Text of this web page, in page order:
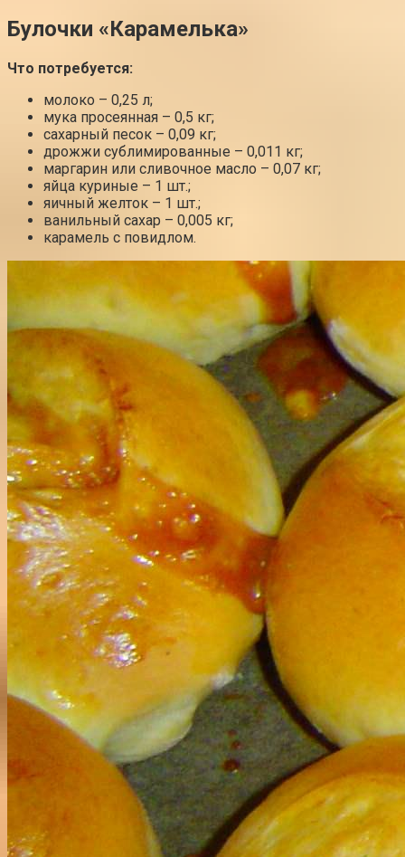
Булочки «Карамелька»
Что потребуется:
молоко – 0,25 л;
мука просеянная – 0,5 кг;
сахарный песок – 0,09 кг;
дрожжи сублимированные – 0,011 кг;
маргарин или сливочное масло – 0,07 кг;
яйца куриные – 1 шт.;
яичный желток – 1 шт.;
ванильный сахар – 0,005 кг;
карамель с повидлом.